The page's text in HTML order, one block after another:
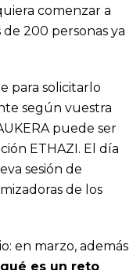
comenzar a
200 personas ya
para solicitarlo
según vuestra
puede ser
ETHAZI. El día
sesión de
de los
en marzo, además
es un reto